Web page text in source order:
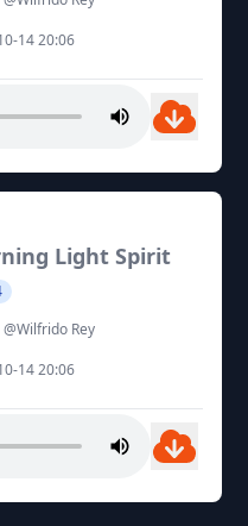
14 20:06
Light Spirit
@Wilfrido Rey
14 20:06